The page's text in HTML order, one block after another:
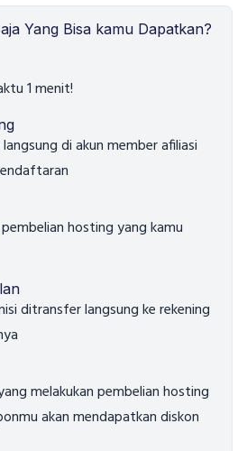
Yang Bisa kamu Dapatkan?
1 menit!
di akun member afiliasi
hosting yang kamu
ditransfer langsung ke rekening
melakukan pembelian hosting
akan mendapatkan diskon